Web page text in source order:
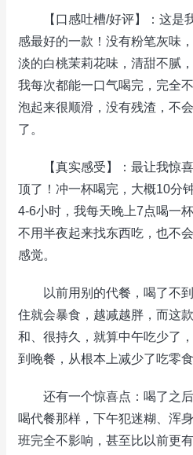
【口感吐槽/好评】：这是
感最好的一款！没有粉笔灰味
淡的白桃茉莉花味，清甜不腻
我每次都能一口气喝完，完全
泡起来很顺滑，没有残渣，不
了。
【真实感受】：最让我惊喜
顶了！冲一杯喝完，大概10分
4-6小时，我每天晚上7点喝一
不用半夜起来找东西吃，也不
感觉。
以前用别的代餐，喝了不到
住就会暴食，越减越胖，而这
和、很持久，就算中午吃少了
到晚餐，从根本上减少了吃零
还有一个惊喜点：喝了之后
喝代餐那样，下午犯迷糊、浑
班完全不影响，甚至比以前更